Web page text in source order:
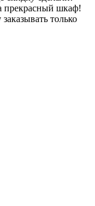
прекрасный шкаф!
только